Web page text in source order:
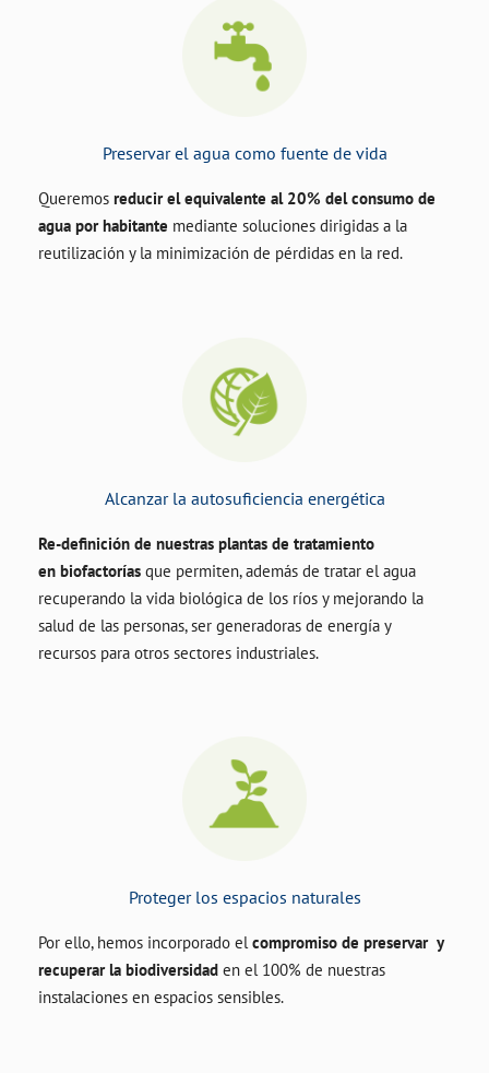
Preservar el agua como fuente de vida
Queremos reducir el equivalente al 20% del consumo de
agua por habitante mediante soluciones dirigidas a la
reutilización y la minimización de pérdidas en la red.
Alcanzar la autosuficiencia energética
Re-definición de nuestras plantas de tratamiento
en biofactorías que permiten, además de tratar el agua
recuperando la vida biológica de los ríos y mejorando la
salud de las personas, ser generadoras de energía y
recursos para otros sectores industriales.
Proteger los espacios naturales
Por ello, hemos incorporado el compromiso de preservar y
recuperar la biodiversidad en el 100% de nuestras
instalaciones en espacios sensibles.